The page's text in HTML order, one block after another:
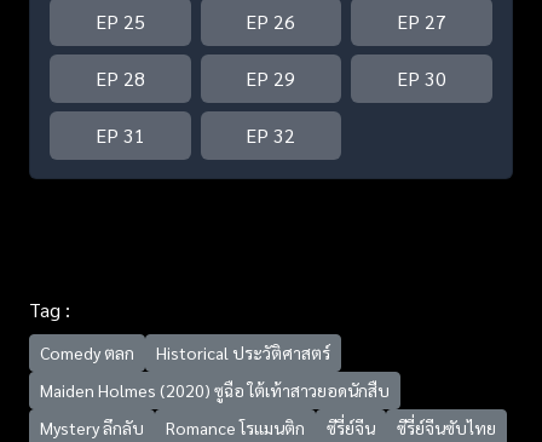
EP 25 EP 26 EP 27
EP 28 EP 29 EP 30
EP 31 EP 32
Tag :
Comedy ตลก
Historical ประวัติศาสตร์
Maiden Holmes (2020) ซูฉือ ใต้เท้าสาวยอดนักสืบ
Mystery ลึกลับ
Romance โรแมนติก ซีรี่ย์จีน
ซีรี่ย์จีนซับไทย